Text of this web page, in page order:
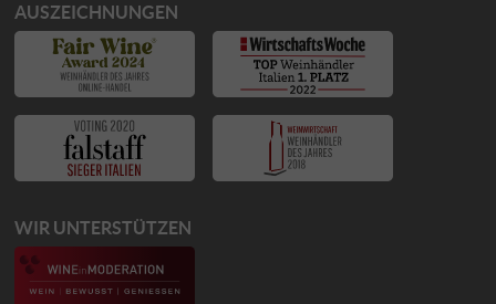
AUSZEICHNUNGEN
WIR UNTERSTÜTZEN